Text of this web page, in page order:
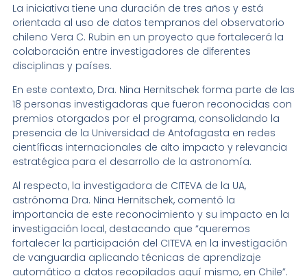
La iniciativa tiene una duración de tres años y está
orientada al uso de datos tempranos del observatorio
chileno Vera C. Rubin en un proyecto que fortalecerá la
colaboración entre investigadores de diferentes
disciplinas y países.
En este contexto, Dra. Nina Hernitschek forma parte de las
18 personas investigadoras que fueron reconocidas con
premios otorgados por el programa, consolidando la
presencia de la Universidad de Antofagasta en redes
científicas internacionales de alto impacto y relevancia
estratégica para el desarrollo de la astronomía.
Al respecto, la investigadora de CITEVA de la UA,
astrónoma Dra. Nina Hernitschek, comentó la
importancia de este reconocimiento y su impacto en la
investigación local, destacando que “queremos
fortalecer la participación del CITEVA en la investigación
de vanguardia aplicando técnicas de aprendizaje
automático a datos recopilados aquí mismo, en Chile”.